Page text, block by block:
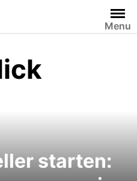
Menu
starten: